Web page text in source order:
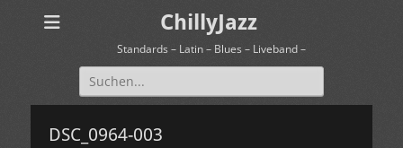
ChillyJazz
Standards – Latin – Blues – Liveband –
Suchen
nach:
DSC_0964-003